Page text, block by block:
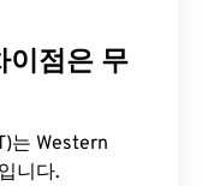
이점은 무
는 Western
니다.